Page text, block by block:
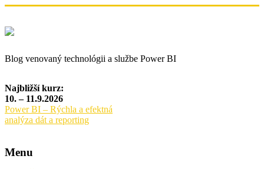
Blog venovaný technológii a službe Power BI
Najbližší kurz:
10. – 11.9.2026
Power BI – Rýchla a efektná
analýza dát a reporting
Menu